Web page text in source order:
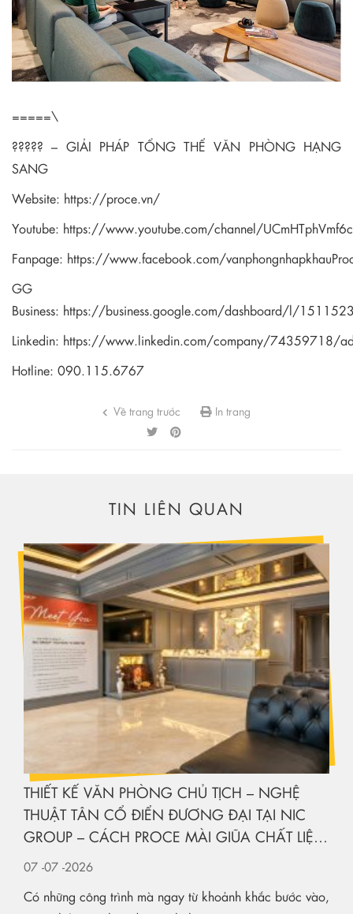
=====\
????? – GIẢI PHÁP TỔNG THỂ VĂN PHÒNG HẠNG
SANG
Website: https://proce.vn/
Youtube: https://www.youtube.com/channel/
Fanpage: https://www.facebook.com/
GG
Business: https://business.google.com/dashboard/l/
Linkedin: https://www.linkedin.com/company/74359718/
Hotline: 090.115.6767
Về trang trước In trang
TIN LIÊN QUAN
THIẾT KẾ VĂN PHÒNG CHỦ TỊCH – NGHỆ
THUẬT TÂN CỔ ĐIỂN ĐƯƠNG ĐẠI TẠI NIC
GROUP – CÁCH PROCE MÀI GIŨA CHẤT LIỆU
KIẾN TẠO KHÔNG GIAN HẠNG SANG
07 -07 -2026
Có những công trình mà ngay từ khoảnh khắc bước vào,